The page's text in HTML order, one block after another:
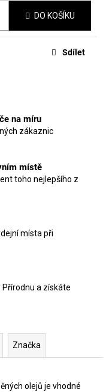
DO KOŠÍKU
Sdílet
na míru
zákaznic
místě
toho nejlepšího z
místa při
Přírodnu a získáte
Značka
olejů je vhodné